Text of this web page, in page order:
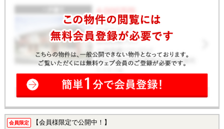
会員限定 【会員様限定で公開中！】